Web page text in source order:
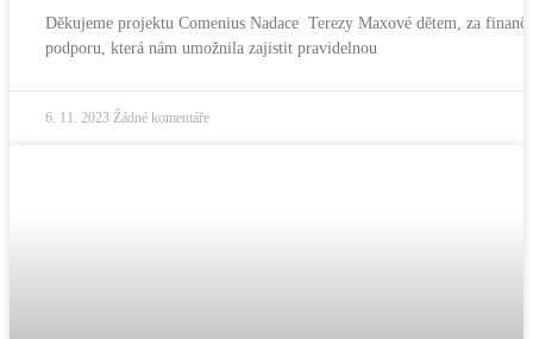
Děkujeme projektu Comenius Nadace Terezy Maxové dětem, za
podporu, která nám umožnila zajistit pravidelnou
6. 11. 2023 Žádné komentáře